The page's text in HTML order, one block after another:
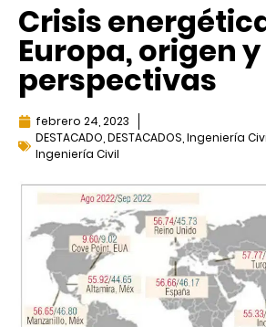
Crisis
Europa, origen y
perspectivas
febrero 24, 2023
DESTACADO DESTACADOS Ingeniería
Ingeniería Civil